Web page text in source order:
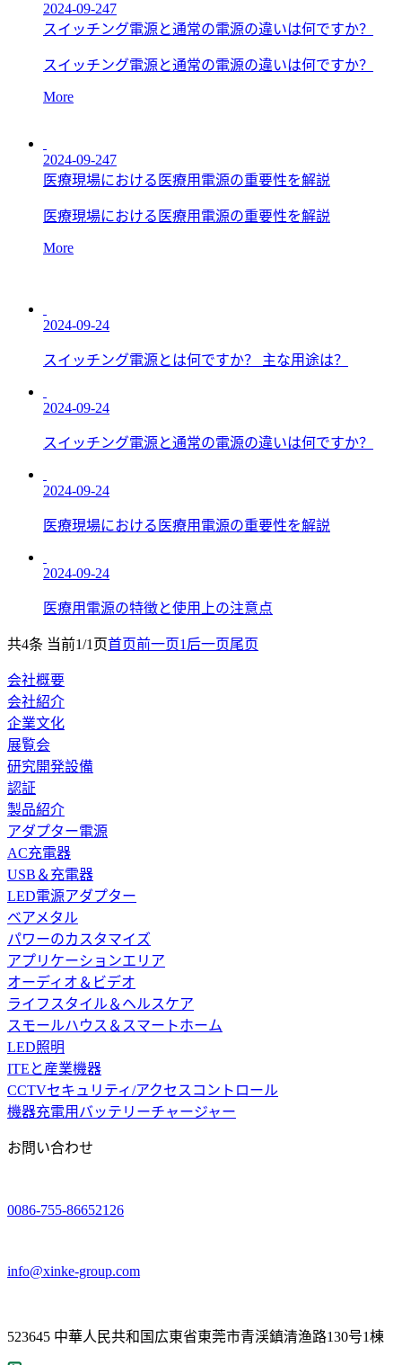
2024-09-247
スイッチング電源と通常の電源の違いは何ですか？
スイッチング電源と通常の電源の違いは何ですか？
More
2024-09-247
医療現場における医療用電源の重要性を解説
医療現場における医療用電源の重要性を解説
More
2024-09-24
スイッチング電源とは何ですか？ 主な用途は？
2024-09-24
スイッチング電源と通常の電源の違いは何ですか？
2024-09-24
医療現場における医療用電源の重要性を解説
2024-09-24
医療用電源の特徴と使用上の注意点
共4条 当前1/1页首页前一页1 后一页尾页
会社概要
会社紹介
企業文化
展覧会
研究開発設備
認証
製品紹介
アダプター電源
AC充電器
USB＆充電器
LED電源アダプター
ベアメタル
パワーのカスタマイズ
アプリケーションエリア
オーディオ＆ビデオ
ライフスタイル＆ヘルスケア
スモールハウス＆スマートホーム
LED照明
ITEと産業機器
CCTVセキュリティ/アクセスコントロール
機器充電用バッテリーチャージャー
お問い合わせ
0086-755-86652126
info@xinke-group.com
523645 中華人民共和国広東省東莞市青渓鎮清渔路130号1棟